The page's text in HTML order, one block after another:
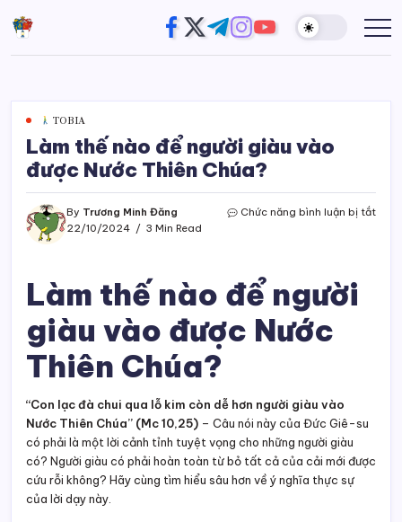
to
content
https://www.facebook.com/
https://twitter.com/
https://t.me/
https://
https://
Đường
Chân
Website
Trương
TOBIA
Làm thế nào để người giàu vào
được Nước Thiên Chúa?
By Trương Minh Đăng
22/10/2024
3 Min Read
Chức năng bình luận bị tắtở
Làm thế nào để người
giàu vào được Nước
Thiên Chúa?
“Con lạc đà chui qua lỗ kim còn dễ hơn người giàu vào
Nước Thiên Chúa” (Mc 10,25) – Câu nói này của Đức Giê-su
có phải là một lời cảnh tỉnh tuyệt vọng cho những người giàu
có? Người giàu có phải hoàn toàn từ bỏ tất cả của cải mới được
cứu rỗi không? Hãy cùng tìm hiểu sâu hơn về ý nghĩa thực sự
của lời dạy này.